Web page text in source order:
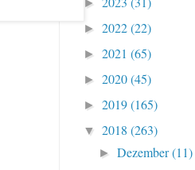
►
► 2022(22)
► 2021 (65)
► 2020(45)
► 2019(165)
▼ 2018 (263)
►Dezember(11)